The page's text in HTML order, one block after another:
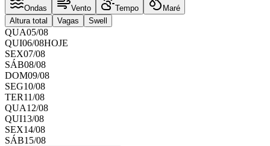
Ondas Vento Tempo
Maré
Altura total
Vagas Swell
QUA05/08
QUI06/08HOJE
SEX07/08
SÁB08/08
DOM09/08
SEG10/08
TER11/08
QUA12/08
QUI13/08
SEX14/08
SÁB15/08